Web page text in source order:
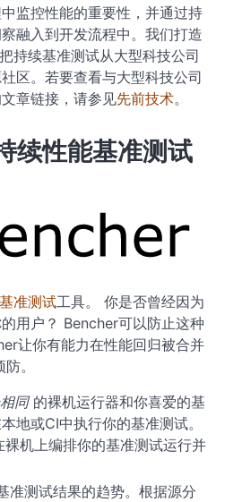
监控性能的重要性，并通过持
融入到开发流程中。我们打造
持续基准测试从大型科技公司
区。若要查看与大型科技公司
章链接，请参见先前技术。
续性能基准测试
准测试工具。 你是否曾经因为
用户？ Bencher可以防止这种
让你有能力在性能回归被合并
。
同的裸机运行器和你喜爱的基
地或CI中执行你的基准测试。
裸机上编排你的基准测试运行并
准测试结果的趋势。根据源分